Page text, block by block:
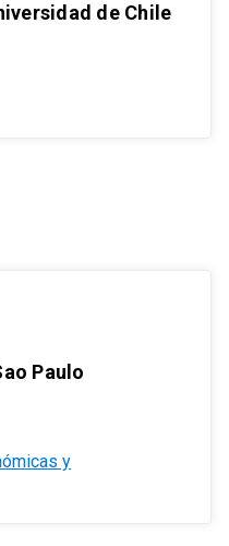
de Chile
Paulo
y